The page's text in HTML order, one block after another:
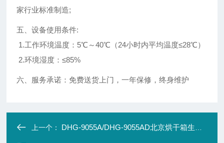
家行业标准制造;
五、设备使用条件:
1.工作环境温度：5℃～40℃（24小时内平均温度≤28℃）
2.环境湿度：≤85%
六、服务承诺：免费送货上门，一年保修，终身维护
上一个： DHG-9055A/DHG-9055AD北京烘干箱生产厂商